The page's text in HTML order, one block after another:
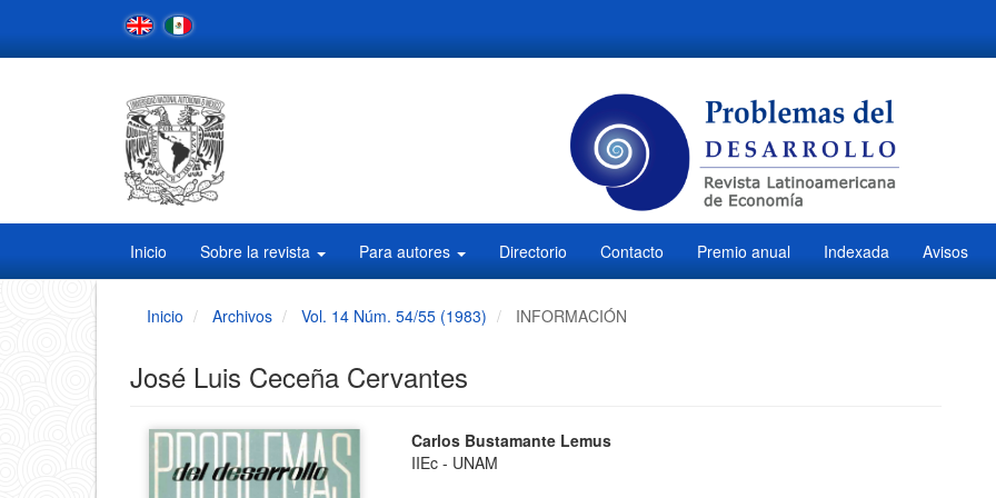
Contenido
Inicio Sobre la revista Para autores Directorio Contacto Premio anual Indexada Avisos
Inicio Archivos Vol. 14 Núm. 54/55 (1983) INFORMACIÓN
José Luis Ceceña Cervantes
Barra
Contenido
Carlos Bustamante Lemus
IIEc - UNAM